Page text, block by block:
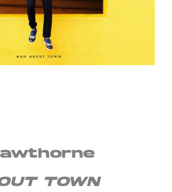
TOWN